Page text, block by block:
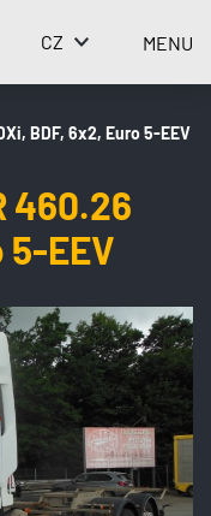
MENU
CZ
BDF, 6x2, Euro 5-EEV
460.26
5-EEV